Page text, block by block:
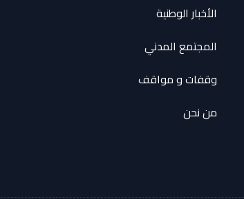
الأخبار الوطنية
المجتمع المدني
وقفات و مواقف
من نحن